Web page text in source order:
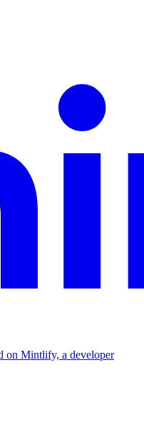
on Mintlify, a developer